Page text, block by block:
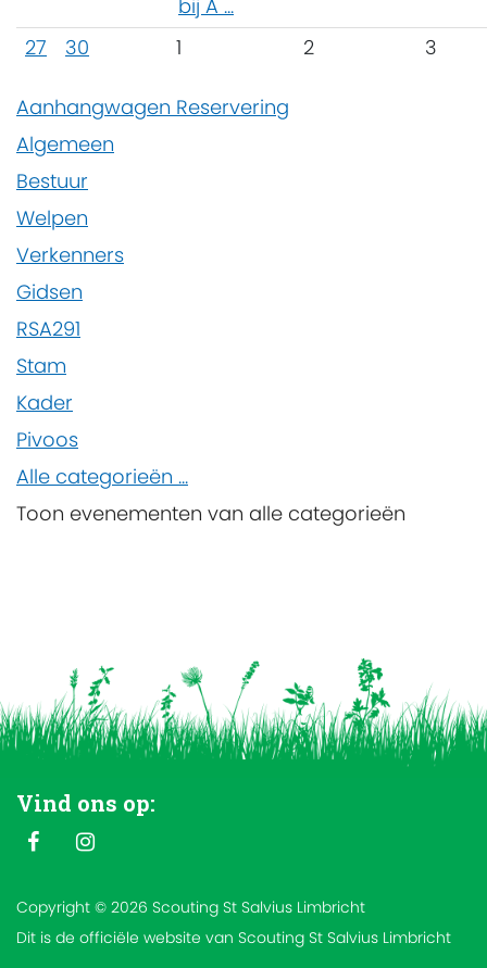
bij A ...
27 30 1 2 3
Aanhangwagen Reservering
Algemeen
Bestuur
Welpen
Verkenners
Gidsen
RSA291
Stam
Kader
Pivoos
Alle categorieën ...
Toon evenementen van alle categorieën
Vind ons op:
Copyright © 2026 Scouting St Salvius Limbricht
Dit is de officiële website van Scouting St Salvius Limbricht